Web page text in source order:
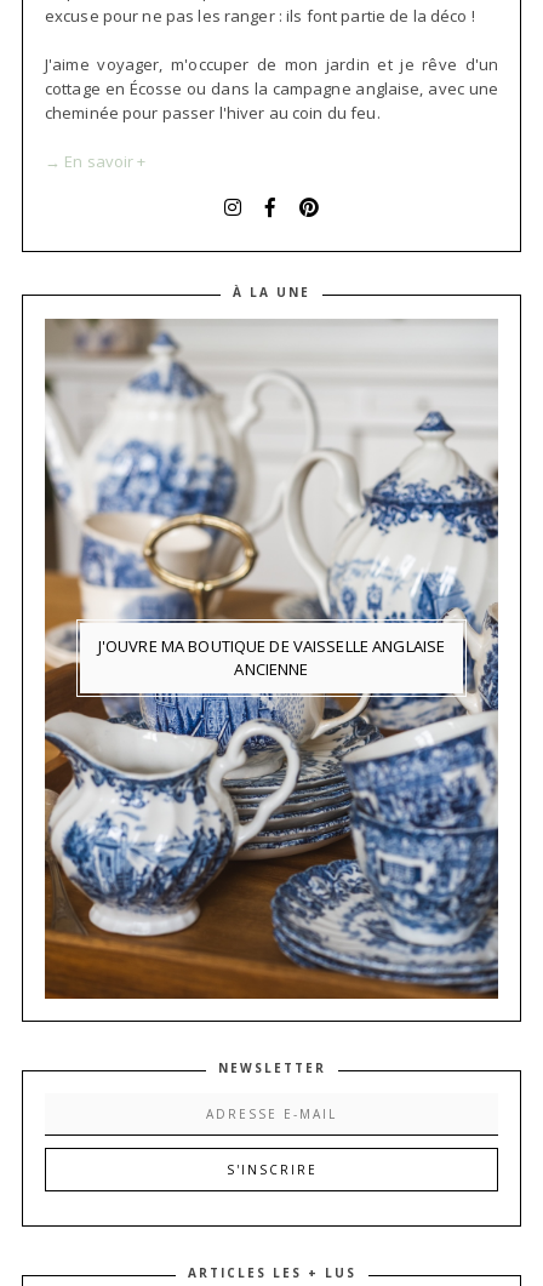
excuse pour ne pas les ranger : ils font partie de la déco !
J'aime voyager, m'occuper de mon jardin et je rêve d'un
cottage en Écosse ou dans la campagne anglaise, avec une
cheminée pour passer l'hiver au coin du feu.
→ En savoir +
À LA UNE
J'OUVRE MA BOUTIQUE DE VAISSELLE ANGLAISE
ANCIENNE
NEWSLETTER
ARTICLES LES + LUS